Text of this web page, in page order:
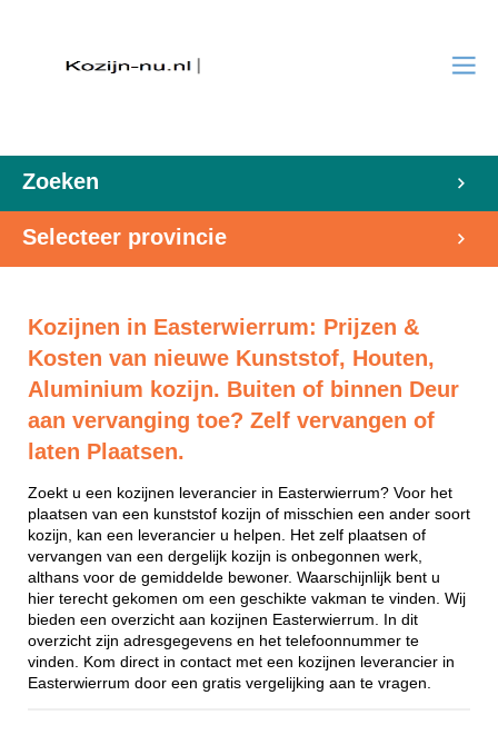
Zoeken
Selecteer provincie
Kozijnen in Easterwierrum: Prijzen &
Kosten van nieuwe Kunststof, Houten,
Aluminium kozijn. Buiten of binnen Deur
aan vervanging toe? Zelf vervangen of
laten Plaatsen.
Zoekt u een kozijnen leverancier in Easterwierrum? Voor het
plaatsen van een kunststof kozijn of misschien een ander soort
kozijn, kan een leverancier u helpen. Het zelf plaatsen of
vervangen van een dergelijk kozijn is onbegonnen werk,
althans voor de gemiddelde bewoner. Waarschijnlijk bent u
hier terecht gekomen om een geschikte vakman te vinden. Wij
bieden een overzicht aan kozijnen Easterwierrum. In dit
overzicht zijn adresgegevens en het telefoonnummer te
vinden. Kom direct in contact met een kozijnen leverancier in
Easterwierrum door een gratis vergelijking aan te vragen.